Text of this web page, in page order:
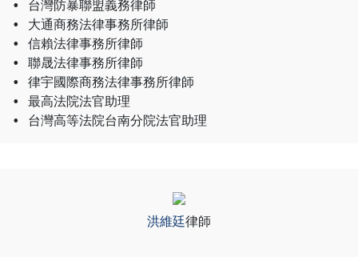
• 台灣防暴聯盟義務律師
• 大通商務法律事務所律師
• 信賴法律事務所律師
• 聯晟法律事務所律師
• 律宇國際商務法律事務所律師
• 最高法院法官助理
• 台灣高等法院台南分院法官助理
洪維廷律師